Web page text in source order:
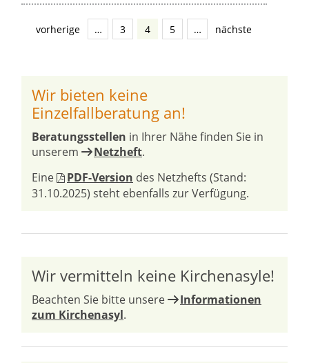
vorherige … 3 4 5 … nächste
Wir bieten keine
Einzelfallberatung an!
Beratungsstellen in Ihrer Nähe finden Sie in
unserem
Netzheft.
Eine
PDF-Version des Netzhefts (Stand:
31.10.2025) steht ebenfalls zur Verfügung.
Wir vermitteln keine Kirchenasyle!
Beachten Sie bitte unsere
Informationen
zum Kirchenasyl.